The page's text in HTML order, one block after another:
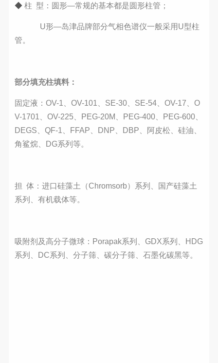
◆柱 型：圆形—常规的基本都是圆形柱管；
U形—岛津品牌部分气相色谱仪一般采用U型柱
管。
部分填充柱填料：
固定液：OV-1、OV-101、SE-30、SE-54、OV-17、O
V-1701、OV-225、PEG-20M、PEG-400、PEG-600、
DEGS、QF-1、FFAP、DNP、DBP、阿皮松、硅油、
角鲨烷、DG系列等。
担 体：进口硅藻土（Chromsorb）系列、国产硅藻土
系列、有机载体等。
吸附剂及高分子微球：Porapak系列、GDX系列、HDG
系列、DC系列、分子筛、碳分子筛、石墨化碳黑等。